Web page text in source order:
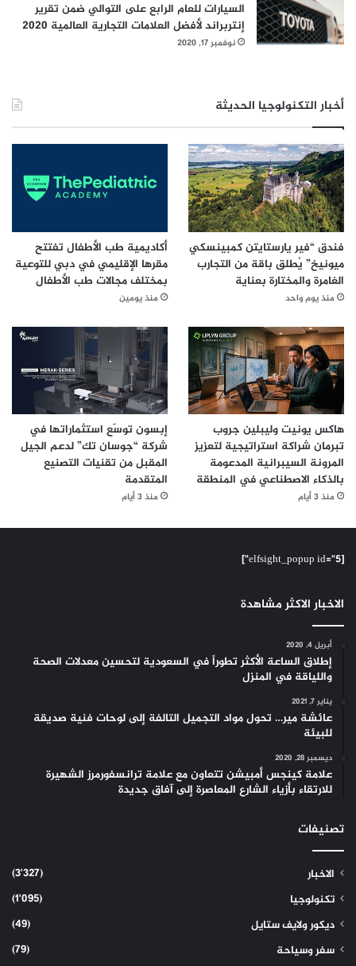
التفكير بشكل جذري في أساليب العمل داخل المؤسسات، وتطوير
أنظمة خاصة لتواكب نماذج تشغيل جديدة. سنركز من خلال تعاوننا
هاندرسن وأنثروبيك للمساهمة في إحداث تحول في قطاع إدارة
الأصول”.
#جانس هاندرسن
السيارات للعام الرابع على التوالي ضمن تقرير
إنتربراند لأفضل العلامات التجارية العالمية 2020
نوفمبر 17, 2020
أخبار التكنولوجيا الحديثة
فندق “فير يارستايتن كمبينسكي
ميونيخ” يُطلق باقة من التجارب
الغامرة والمختارة بعناية
منذ يوم واحد
أكاديمية طب الأطفال تفتتح
مقرها الإقليمي في دبي للتوعية
بمختلف مجالات طب الأطفال
منذ يومين
هاكس يونيت وليبلين جروب
تبرمان شراكة استراتيجية لتعزيز
المرونة السيبرانية المدعومة
بالذكاء الاصطناعي في المنطقة
منذ 3 أيام
إبسون توسّع استثماراتها في
شركة “جوسان تك” لدعم الجيل
المقبل من تقنيات التصنيع
المتقدمة
منذ 3 أيام
[elfsight_popup id="5"]
الاخبار الاكثر مشاهدة
أبريل 4, 2020
إطلاق الساعة الأكثر تطوراً في السعودية لتحسين معدلات الصحة
واللياقة في المنزل
يناير 7, 2021
عائشة مير… تحول مواد التجميل التالفة إلى لوحات فنية صديقة
للبيئة
ديسمبر 28, 2020
علامة كينجس أمبيشن تتعاون مع علامة ترانسفورمرز الشهيرة
للارتقاء بأزياء الشارع المعاصرة إلى آفاق جديدة
تصنيفات
الاخبار
(3٬327)
تكنولوجيا
(1٬095)
ديكور ولايف ستايل
(49)
سفر وسياحة
(79)